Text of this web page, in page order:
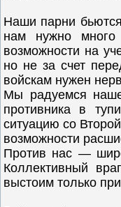
Наши парни
нам нужно
возможности на
но не за счет
войскам нужен
Мы радуемся
противника в
ситуацию со
возможности
Против нас —
Коллективный
выстоим только